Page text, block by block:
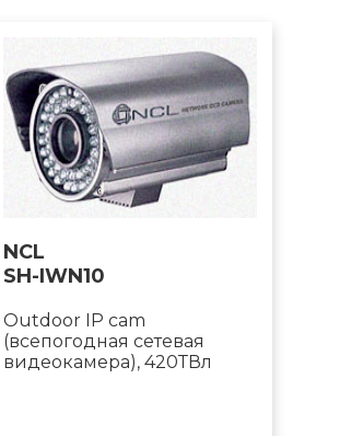
NCL
SH-IWN10
Outdoor IP cam
(всепогодная сетевая
видеокамера), 420ТВл